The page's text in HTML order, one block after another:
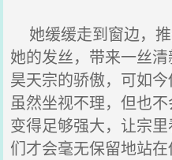
她缓缓走到窗边，
她的发丝，带来一丝
昊天宗的骄傲，可如
虽然坐视不理，但也
变得足够强大，让宗
们才会毫无保留地站在